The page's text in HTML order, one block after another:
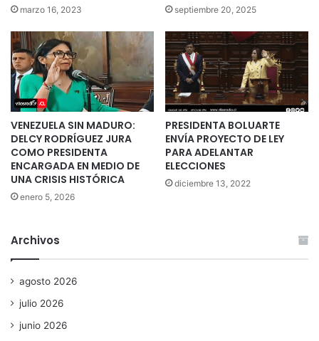
marzo 16, 2023 septiembre 20, 2025
VENEZUELA SIN MADURO:
DELCY RODRÍGUEZ JURA
COMO PRESIDENTA
ENCARGADA EN MEDIO DE
UNA CRISIS HISTÓRICA
enero 5, 2026
PRESIDENTA BOLUARTE
ENVÍA PROYECTO DE LEY
PARA ADELANTAR
ELECCIONES
diciembre 13, 2022
Archivos
agosto 2026
julio 2026
junio 2026